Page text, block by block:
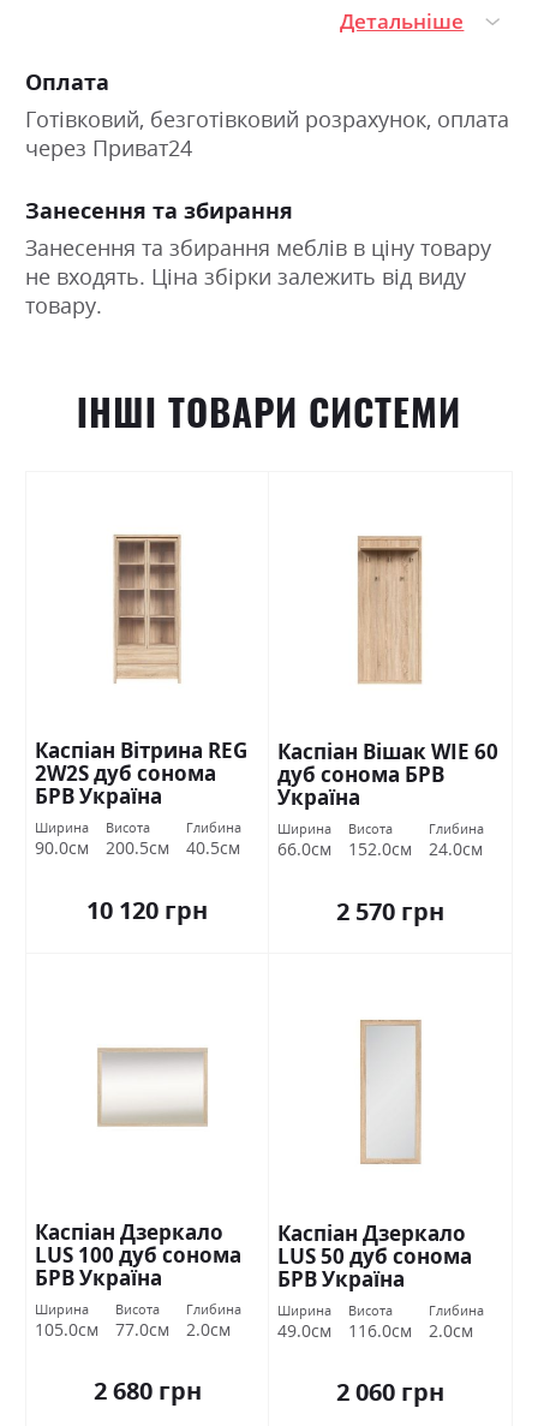
Детальніше
Оплата
Готівковий, безготівковий розрахунок, оплата
через Приват24
Занесення та збирання
Занесення та збирання меблів в ціну товару
не входять. Ціна збірки залежить від виду
товару.
ІНШІ ТОВАРИ СИСТЕМИ
Каспіан Вітрина REG
2W2S дуб сонома
БРВ Україна
Ширина
90.0см
Висота
200.5см
Глибина
40.5см
10 120 грн
Каспіан Вішак WIE 60
дуб сонома БРВ
Україна
Ширина
66.0см
Висота
152.0см
Глибина
24.0см
2 570 грн
Каспіан Дзеркало
LUS 100 дуб сонома
БРВ Україна
Ширина
105.0см
Висота
77.0см
Глибина
2.0см
2 680 грн
Каспіан Дзеркало
LUS 50 дуб сонома
БРВ Україна
Ширина
49.0см
Висота
116.0см
Глибина
2.0см
2 060 грн